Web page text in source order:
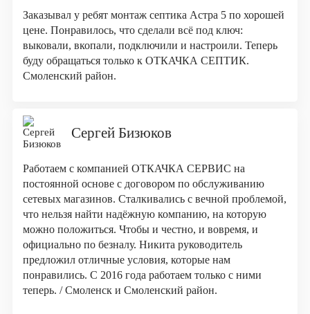
Заказывал у ребят монтаж септика Астра 5 по хорошей
цене. Понравилось, что сделали всё под ключ:
выковали, вкопали, подключили и настроили. Теперь
буду обращаться только к ОТКАЧКА СЕПТИК.
Смоленский район.
Сергей Бизюков
Работаем с компанией ОТКАЧКА СЕРВИС на
постоянной основе с договором по обслуживанию
сетевых магазинов. Сталкивались с вечной проблемой,
что нельзя найти надёжную компанию, на которую
можно положиться. Чтобы и честно, и вовремя, и
официально по безналу. Никита руководитель
предложил отличные условия, которые нам
понравились. С 2016 года работаем только с ними
теперь. / Смоленск и Смоленский район.